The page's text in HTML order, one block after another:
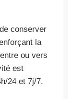
conserver
la
ou vers
est
24 et 7j/7.